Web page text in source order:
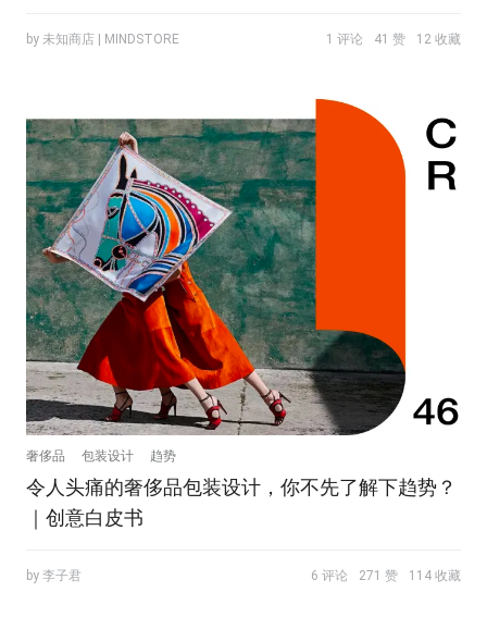
by 未知商店 | MINDSTORE 1 评论 41 赞 12 收藏
奢侈品 包装设计 趋势
令人头痛的奢侈品包装设计，你不先了解下趋势？
｜创意白皮书
by 李子君 6 评论 271 赞 114 收藏